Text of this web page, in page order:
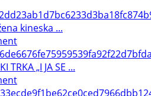
kineska ...
TRKA „I JA SE ...